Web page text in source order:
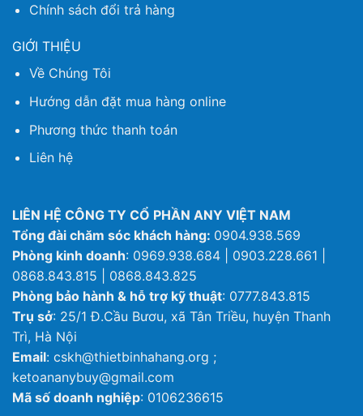
Chính sách đổi trả hàng
GIỚI THIỆU
Về Chúng Tôi
Hướng dẫn đặt mua hàng online
Phương thức thanh toán
Liên hệ
LIÊN HỆ CÔNG TY CỔ PHẦN ANY VIỆT NAM
Tổng đài chăm sóc khách hàng: 0904.938.569
Phòng kinh doanh: 0969.938.684 | 0903.228.661 |
0868.843.815 | 0868.843.825
Phòng bảo hành & hỗ trợ kỹ thuật: 0777.843.815
Trụ sở: 25/1 Đ.Cầu Bươu, xã Tân Triều, huyện Thanh
Trì, Hà Nội
Email: cskh@thietbinhahang.org ;
ketoananybuy@gmail.com
Mã số doanh nghiệp: 0106236615